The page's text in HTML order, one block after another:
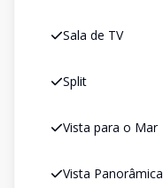
Sala de TV
Split
Vista para o Mar
Vista Panorâmica